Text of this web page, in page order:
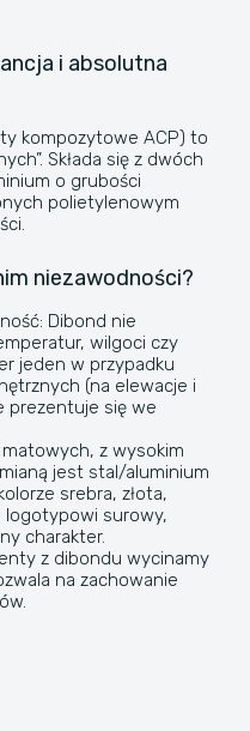
i absolutna
kompozytowe ACP) to
Składa się z dwóch
o grubości
polietylenowym
niezawodności?
Dibond nie
wilgoci czy
jeden w przypadku
(na elewacje i
prezentuje się we
z wysokim
jest stal/aluminium
srebra, złota,
logotypowi surowy,
charakter.
z dibondu wycinamy
na zachowanie